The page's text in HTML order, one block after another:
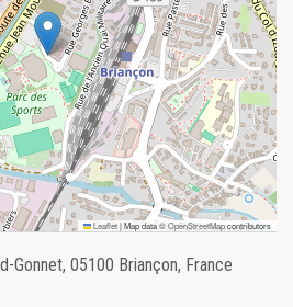
Leaflet|Map data ©OpenStreetMapcontributors
Gonnet, 05100 Briançon, France